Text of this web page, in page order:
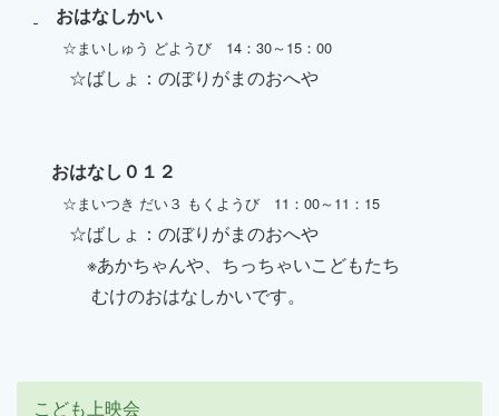
おはなしかい
☆まいしゅう どようび 14：30～15：00
☆ばしょ：のぼりがまのおへや
おはなし０１２
☆まいつき だい３ もくようび 11：00～11：15
☆ばしょ：のぼりがまのおへや
※あかちゃんや、ちっちゃいこどもたち
むけのおはなしかいです。
こども上映会